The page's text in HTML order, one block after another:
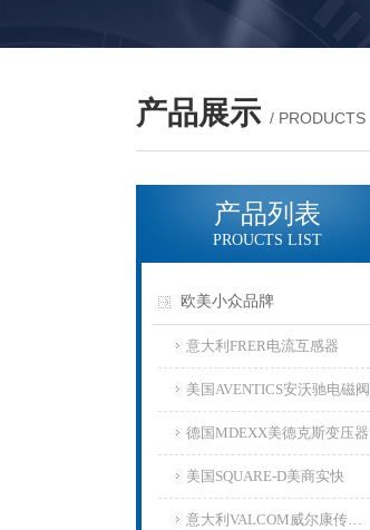
产品展示 / PRODUCTS
产品列表
PROUCTS LIST
欧美小众品牌
意大利FRER电流互感器
美国AVENTICS安沃驰电磁阀
德国MDEXX美德克斯变压器
美国SQUARE-D美商实快
意大利VALCOM威尔康传感器